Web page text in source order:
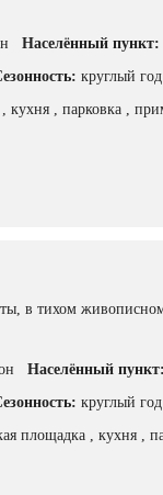
Населённый пункт:
круглый год
, кухня , парковка ,
в тихом
Населённый пункт:
круглый год
площадка , кухня ,